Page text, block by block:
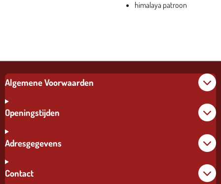
himalaya patroon
Algemene Voorwaarden
Openingstijden
Adresgegevens
Contact